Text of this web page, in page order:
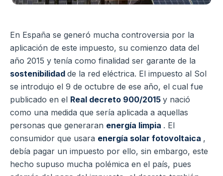
En España se generó mucha controversia por la
aplicación de este impuesto, su comienzo data del
año 2015 y tenía como finalidad ser garante de la
sostenibilidad de la red eléctrica. El impuesto al Sol
se introdujo el 9 de octubre de ese año, el cual fue
publicado en el Real decreto 900/2015 y nació
como una medida que sería aplicada a aquellas
personas que generaran energía limpia . El
consumidor que usara energía solar fotovoltaica ,
debía pagar un impuesto por ello, sin embargo, este
hecho supuso mucha polémica en el país, pues